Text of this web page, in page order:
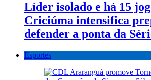
Líder isolado e há 15
Criciúma intensifica
defender a ponta da
Esportes